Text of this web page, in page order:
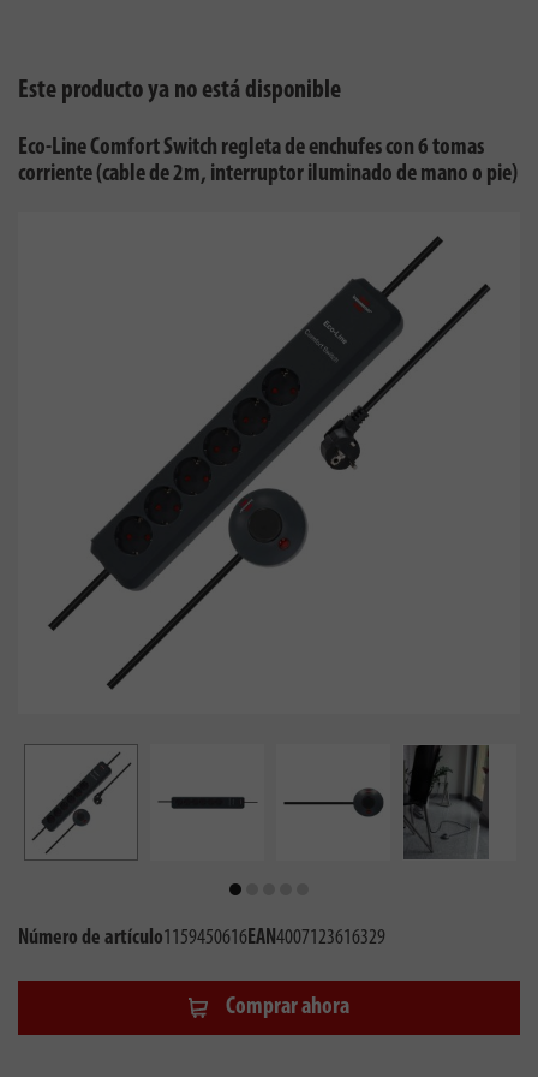
Este producto ya no está disponible
Eco-Line Comfort Switch regleta de enchufes con 6 tomas
corriente (cable de 2m, interruptor iluminado de mano o pie)
Número de artículo1159450616EAN4007123616329
Comprar ahora